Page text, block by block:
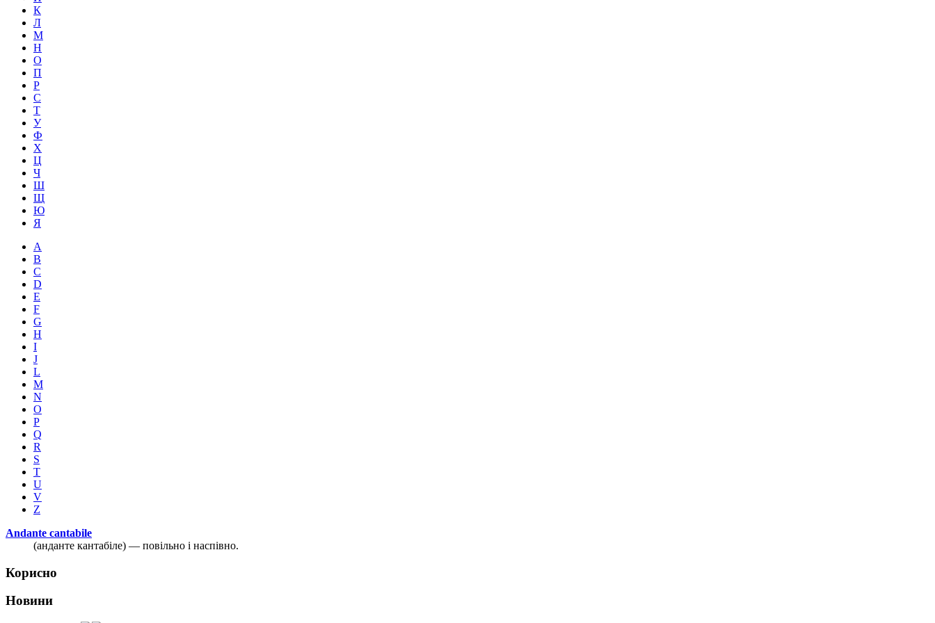
К
Л
М
Н
О
П
Р
С
Т
У
Ф
Х
Ц
Ч
Ш
Щ
Ю
Я
A
B
C
D
E
F
G
H
I
J
L
M
N
O
P
Q
R
S
T
U
V
Z
Andante cantabile
(анданте кантабіле) — повільно і наспівно.
Корисно
Новини